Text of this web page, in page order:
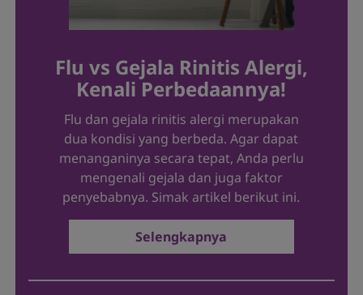
Flu vs Gejala Rinitis Alergi,
Kenali Perbedaannya!
Flu dan gejala rinitis alergi merupakan
dua kondisi yang berbeda. Agar dapat
menanganinya secara tepat, Anda perlu
mengenali gejala dan juga faktor
penyebabnya. Simak artikel berikut ini.
Selengkapnya